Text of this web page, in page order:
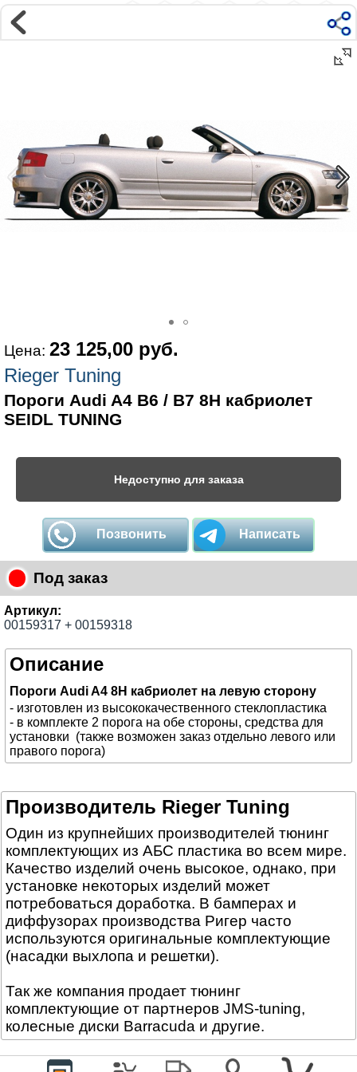
Магазин
Интернет-магазин �...
Цена: 23 125,00 руб.
Rieger Tuning
Пороги Audi A4 B6 / B7 8H кабриолет
SEIDL TUNING
Недоступно для заказа
Позвонить Написать
Под заказ
Артикул:
00159317 + 00159318
Описание
Пороги Audi A4 8H кабриолет на левую сторону
- изготовлен из высококачественного стеклопластика
- в комплекте 2 порога на обе стороны, средства для
установки (также возможен заказ отдельно левого или
правого порога)
Производитель Rieger Tuning
Один из крупнейших производителей тюнинг
комплектующих из АБС пластика во всем мире.
Качество изделий очень высокое, однако, при
установке некоторых изделий может
потребоваться доработка. В бамперах и
диффузорах производства Ригер часто
используются оригинальные комплектующие
(насадки выхлопа и решетки).
Так же компания продает тюнинг
комплектующие от партнеров JMS-tuning,
колесные диски Barracuda и другие.
г. Москва, м.ВДНХ
ул Ярославская д9 к2с5
Маршрут на Авто|Маршрут пешком
Телефон:
+7 985 364 2044
Мы в соц сетях: